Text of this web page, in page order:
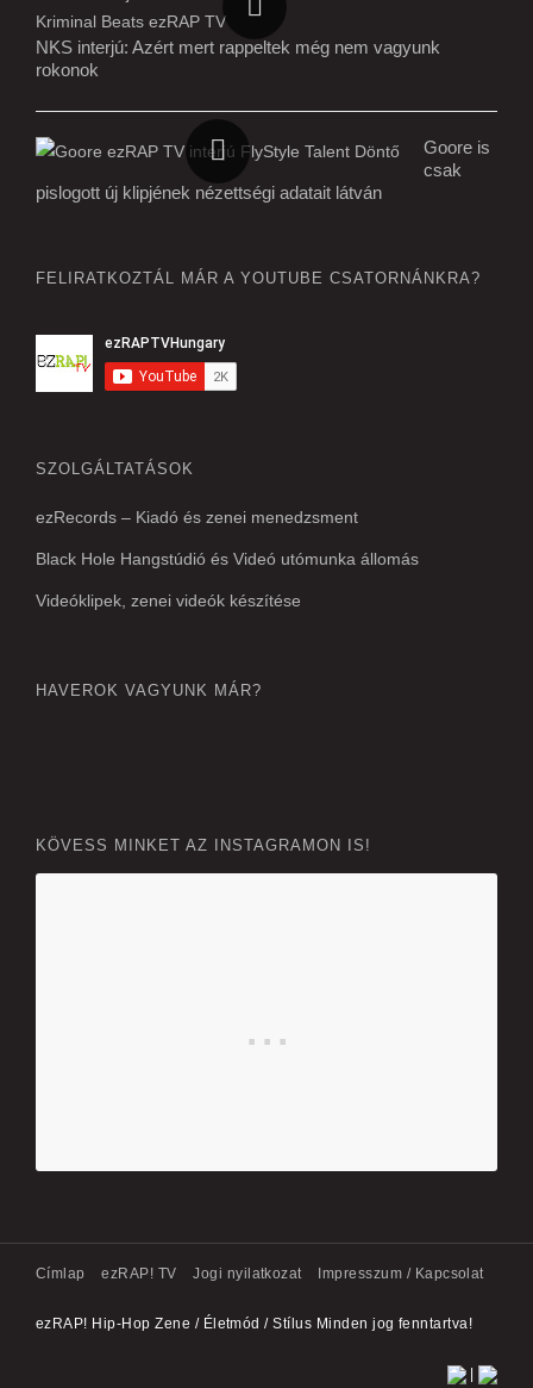
NKS interjú: Azért mert rappeltek még nem vagyunk
rokonok
Goore is
csak
pislogott új klipjének nézettségi adatait látván
FELIRATKOZTÁL MÁR A YOUTUBE CSATORNÁNKRA?
SZOLGÁLTATÁSOK
ezRecords – Kiadó és zenei menedzsment
Black Hole Hangstúdió és Videó utómunka állomás
Videóklipek, zenei videók készítése
HAVEROK VAGYUNK MÁR?
KÖVESS MINKET AZ INSTAGRAMON IS!
Címlap ezRAP! TV Jogi nyilatkozat Impresszum / Kapcsolat
ezRAP! Hip-Hop Zene / Életmód / Stílus Minden jog fenntartva!
|